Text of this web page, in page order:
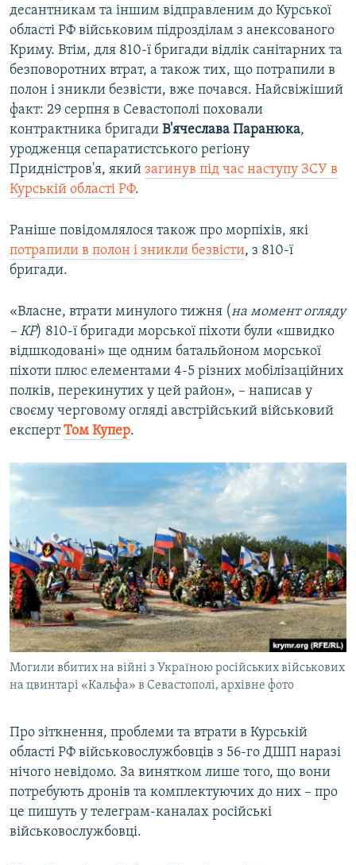
десантникам та іншим відправленим до Курської
області РФ військовим підрозділам з анексованого
Криму. Втім, для 810-ї бригади відлік санітарних та
безповоротних втрат, а також тих, що потрапили в
полон і зникли безвісти, вже почався. Найсвіжіший
факт: 29 серпня в Севастополі поховали
контрактника бригади В'ячеслава Паранюка,
уродженця сепаратистського регіону
Придністров'я, який загинув під час наступу ЗСУ в
Курській області РФ.
Раніше повідомлялося також про морпіхів, які
потрапили в полон і зникли безвісти, з 810-ї
бригади.
«Власне, втрати минулого тижня (на момент огляду
– КР) 810-ї бригади морської піхоти були «швидко
відшкодовані» ще одним батальйоном морської
піхоти плюс елементами 4-5 різних мобілізаційних
полків, перекинутих у цей район», – написав у
своєму черговому огляді австрійський військовий
експертТом Купер.
Могили вбитих на війні з Україною російських військових
на цвинтарі «Кальфа» в Севастополі, архівне фото
Про зіткнення, проблеми та втрати в Курській
області РФ військовослужбовців з 56-го ДШП наразі
нічого невідомо. За винятком лише того, що вони
потребують дронів та комплектуючих до них – про
це пишуть у телеграм-каналах російські
військовослужбовці.